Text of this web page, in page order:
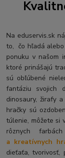
Na eduservis.sk
to, čo hľadá alebo
ponuku v našom
ktoré prinášajú
sú obľúbené
fantáziu svojich
dinosaury, žirafy
hračky sú
túlenie, môžete si
rôznych
a kreatívnych
dieťaťa, tvorivosť,